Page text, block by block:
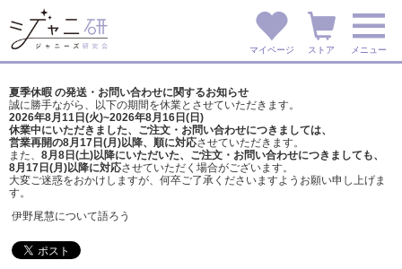
マイページ ストア メニュー
夏季休暇 の発送・お問い合わせに関するお知らせ
誠に勝手ながら、以下の期間を休業とさせていただきます。
2026年8月11日(火)~2026年8月16日(日)
休業中にいただきました、ご注文・お問い合わせにつきましては、
営業再開の8月17日(月)以降、順に対応させていただきます。
また、 8月8日(土)以降にいただいた、ご注文・ お問い合わせにつきましても、
8月17日(月)以降に対応させていただく場合がございます。
大変ご迷惑をおかけしますが、 何卒ご了承くださいますようお願い申し上げま
す。
伊野尾慧について語ろう